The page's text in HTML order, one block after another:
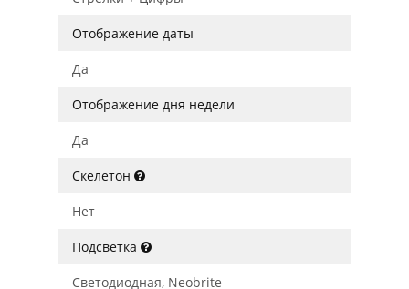
Отображение даты
Да
Отображение дня недели
Да
Скелетон
Нет
Подсветка
Светодиодная, Neobrite